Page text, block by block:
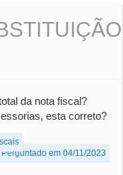
da nota fiscal?
esta correto?
Perguntado em 04/11/2023